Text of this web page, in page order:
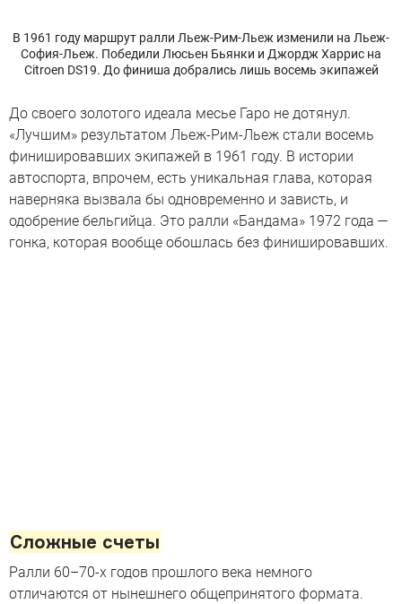
В 1961 году маршрут ралли Льеж-Рим-Льеж изменили на Льеж-
София-Льеж. Победили Люсьен Бьянки и Джордж Харрис на
Citroen DS19. До финиша добрались лишь восемь экипажей
До своего золотого идеала месье Гаро не дотянул.
«Лучшим» результатом Льеж-Рим-Льеж стали восемь
финишировавших экипажей в 1961 году. В истории
автоспорта, впрочем, есть уникальная глава, которая
наверняка вызвала бы одновременно и зависть, и
одобрение бельгийца. Это ралли «Бандама» 1972 года —
гонка, которая вообще обошлась без финишировавших.
Сложные счеты
Ралли 60–70-х годов прошлого века немного
отличаются от нынешнего общепринятого формата.